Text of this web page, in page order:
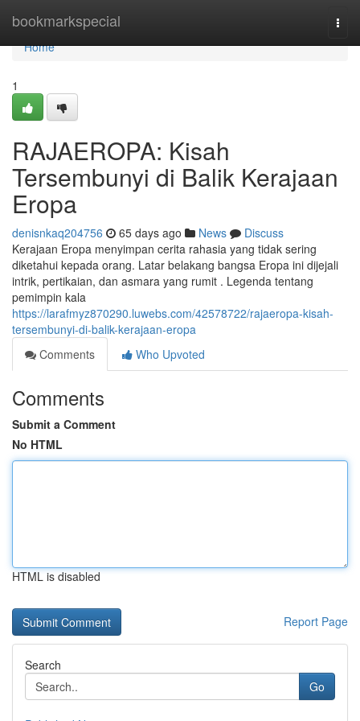
bookmarkspecial
Home
Home
1
RAJAEROPA: Kisah
Tersembunyi di Balik Kerajaan
Eropa
denisnkaq204756 65 days ago News
Discuss
Kerajaan Eropa menyimpan cerita rahasia yang tidak sering
diketahui kepada orang. Latar belakang bangsa Eropa ini dijejali
intrik, pertikaian, dan asmara yang rumit . Legenda tentang
pemimpin kala
https://larafmyz870290.luwebs.com/42578722/rajaeropa-kisah-
tersembunyi-di-balik-kerajaan-eropa
Comments
Who Upvoted
Comments
Submit a Comment
No HTML
HTML is disabled
Report Page
Search
Go